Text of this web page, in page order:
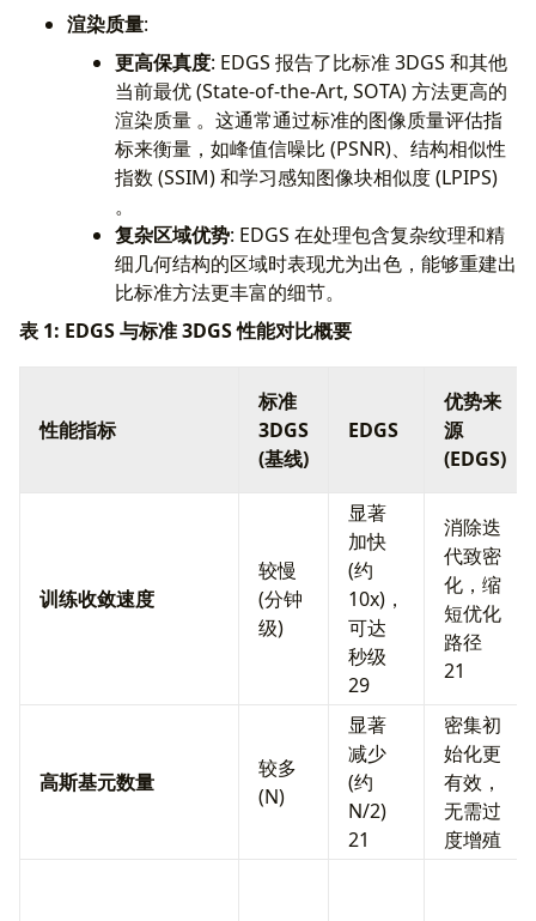
渲染质量:
更高保真度: EDGS 报告了比标准 3DGS 和其他
当前最优 (State-of-the-Art, SOTA) 方法更高的
渲染质量 。这通常通过标准的图像质量评估指
标来衡量，如峰值信噪比 (PSNR)、结构相似性
指数 (SSIM) 和学习感知图像块相似度 (LPIPS)
。
复杂区域优势: EDGS 在处理包含复杂纹理和精
细几何结构的区域时表现尤为出色，能够重建出
比标准方法更丰富的细节。
表 1: EDGS 与标准 3DGS 性能对比概要
性能指标
标准
3DGS
(基线)
EDGS
优势来
源
(EDGS)
训练收敛速度
较慢
(分钟
级)
显著
加快
(约
10x)，
可达
秒级
29
消除迭
代致密
化，缩
短优化
路径
21
高斯基元数量
较多
(N)
显著
减少
(约
N/2)
21
密集初
始化更
有效，
无需过
度增殖